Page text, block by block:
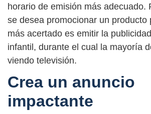
horario de emisión más adecuado.
se desea promocionar un producto
más acertado es emitir la
infantil, durante el cual la mayoría
viendo televisión.
Crea un anuncio
impactante